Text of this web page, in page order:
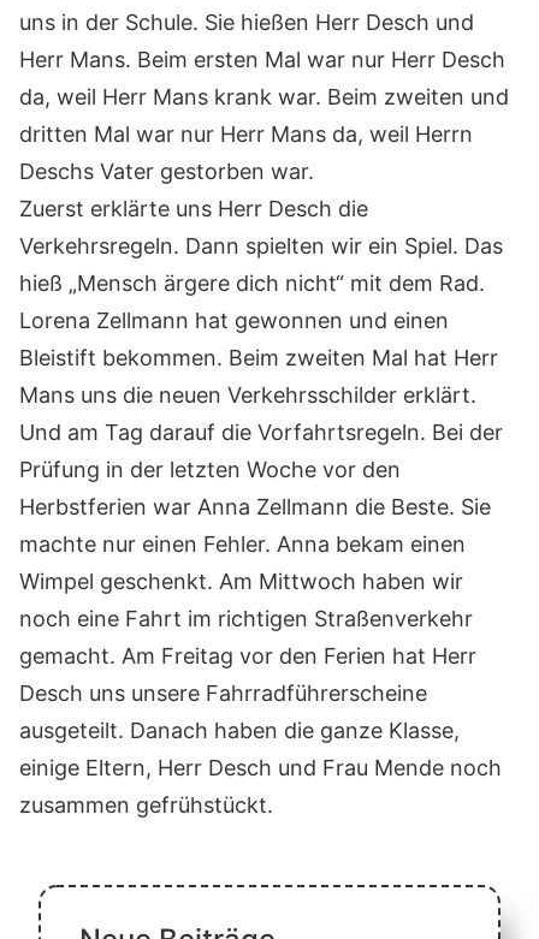
uns in der Schule. Sie hießen Herr Desch und
Herr Mans. Beim ersten Mal war nur Herr Desch
da, weil Herr Mans krank war. Beim zweiten und
dritten Mal war nur Herr Mans da, weil Herrn
Deschs Vater gestorben war.
Zuerst erklärte uns Herr Desch die
Verkehrsregeln. Dann spielten wir ein Spiel. Das
hieß „Mensch ärgere dich nicht“ mit dem Rad.
Lorena Zellmann hat gewonnen und einen
Bleistift bekommen. Beim zweiten Mal hat Herr
Mans uns die neuen Verkehrsschilder erklärt.
Und am Tag darauf die Vorfahrtsregeln. Bei der
Prüfung in der letzten Woche vor den
Herbstferien war Anna Zellmann die Beste. Sie
machte nur einen Fehler. Anna bekam einen
Wimpel geschenkt. Am Mittwoch haben wir
noch eine Fahrt im richtigen Straßenverkehr
gemacht. Am Freitag vor den Ferien hat Herr
Desch uns unsere Fahrradführerscheine
ausgeteilt. Danach haben die ganze Klasse,
einige Eltern, Herr Desch und Frau Mende noch
zusammen gefrühstückt.